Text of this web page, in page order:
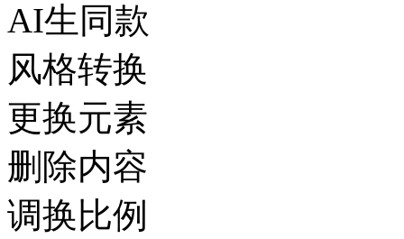
AI生同款
风格转换
更换元素
删除内容
调换比例